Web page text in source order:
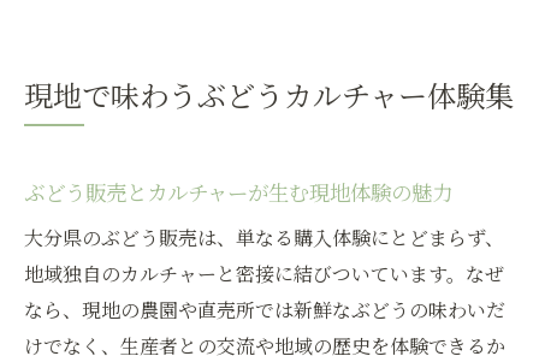
シャインマスカット販売のおすすめ情報ま
コツ
ぶどうの食べ放題を楽しむ最新トレンド
ぶどう販売と食べ放題プランの選び方ガイ
ド
現地で味わうぶどうカルチャー体験集
ぶどう販売とカルチャーが生む現地体験の魅力
大分県のぶどう販売は、単なる購入体験にとどまらず、
地域独自のカルチャーと密接に結びついています。なぜ
なら、現地の農園や直売所では新鮮なぶどうの味わいだ
けでなく、生産者との交流や地域の歴史を体験できるか